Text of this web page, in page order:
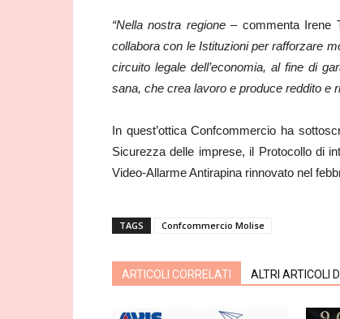
“Nella nostra regione – commenta Irene
collabora con le Istituzioni per rafforzare
circuito legale dell’economia, al fine di
sana, che crea lavoro e produce reddito e
In quest’ottica Confcommercio ha
Sicurezza delle imprese, il Protocollo di
Video-Allarme Antirapina rinnovato nel
TAGS Confcommercio Molise
ARTICOLI CORRELATI ALTRI ARTICOLI